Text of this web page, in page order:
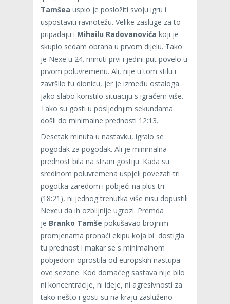
Tamšea uspio je posložiti svoju igru i
uspostaviti ravnotežu. Velike zasluge za to
pripadaju i Mihailu Radovanovića koji je
skupio sedam obrana u prvom dijelu. Tako
je Nexe u 24. minuti prvi i jedini put povelo u
prvom poluvremenu. Ali, nije u tom stilu i
završilo tu dionicu, jer je između ostaloga
jako slabo koristilo situaciju s igračem više.
Tako su gosti u posljednjim sekundama
došli do minimalne prednosti 12:13.
Desetak minuta u nastavku, igralo se
pogodak za pogodak. Ali je minimalna
prednost bila na strani gostiju. Kada su
sredinom poluvremena uspjeli povezati tri
pogotka zaredom i pobjeći na plus tri
(18:21), ni jednog trenutka više nisu dopustili
Nexeu da ih ozbiljnije ugrozi. Premda
je Branko Tamše pokušavao brojnim
promjenama pronaći ekipu koja bi dostigla
tu prednost i makar se s minimalnom
pobjedom oprostila od europskih nastupa
ove sezone. Kod domaćeg sastava nije bilo
ni koncentracije, ni ideje, ni agresivnosti za
tako nešto i gosti su na kraju zasluženo